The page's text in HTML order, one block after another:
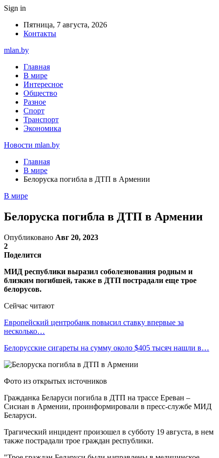
Sign in
Пятница, 7 августа, 2026
Контакты
mlan.by
Главная
В мире
Интересное
Общество
Разное
Спорт
Транспорт
Экономика
Новости mlan.by
Главная
В мире
Белоруска погибла в ДТП в Армении
В мире
Белоруска погибла в ДТП в Армении
Опубликовано Авг 20, 2023
2
Поделится
МИД республики выразил соболезнования родным и
близким погибшей, также в ДТП пострадали еще трое
белорусов.
Сейчас читают
Европейский центробанк повысил ставку впервые за
несколько…
Белорусские сигареты на сумму около $405 тысяч нашли в…
Фото из открытых источников
Гражданка Беларуси погибла в ДТП на трассе Ереван –
Сисиан в Армении, проинформировали в пресс-службе МИД
Беларуси.
Трагический инцидент произошел в субботу 19 августа, в нем
также пострадали трое граждан республики.